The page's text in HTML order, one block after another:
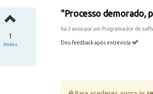
1
Votos
"Processo demorado,
há 2 anos por um Programador de
Deu feedback após entrevista